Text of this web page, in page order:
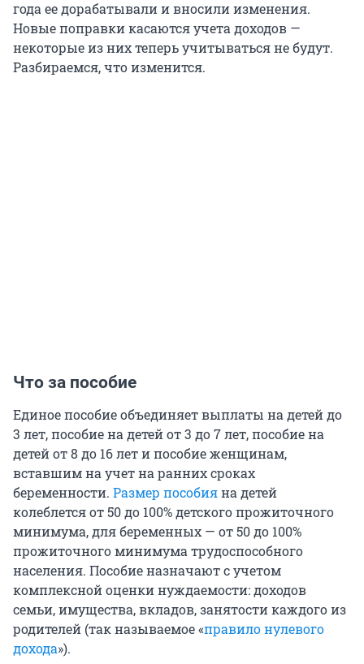
года ее дорабатывали и вносили изменения.
Новые поправки касаются учета доходов —
некоторые из них теперь учитываться не будут.
Разбираемся, что изменится.
Что за пособие
Единое пособие объединяет выплаты на детей до
3 лет, пособие на детей от 3 до 7 лет, пособие на
детей от 8 до 16 лет и пособие женщинам,
вставшим на учет на ранних сроках
беременности. Размер пособияна детей
колеблется от 50 до 100% детского прожиточного
минимума, для беременных — от 50 до 100%
прожиточного минимума трудоспособного
населения. Пособие назначают с учетом
комплексной оценки нуждаемости: доходов
семьи, имущества, вкладов, занятости каждого из
родителей (так называемое «правило нулевого
дохода»).